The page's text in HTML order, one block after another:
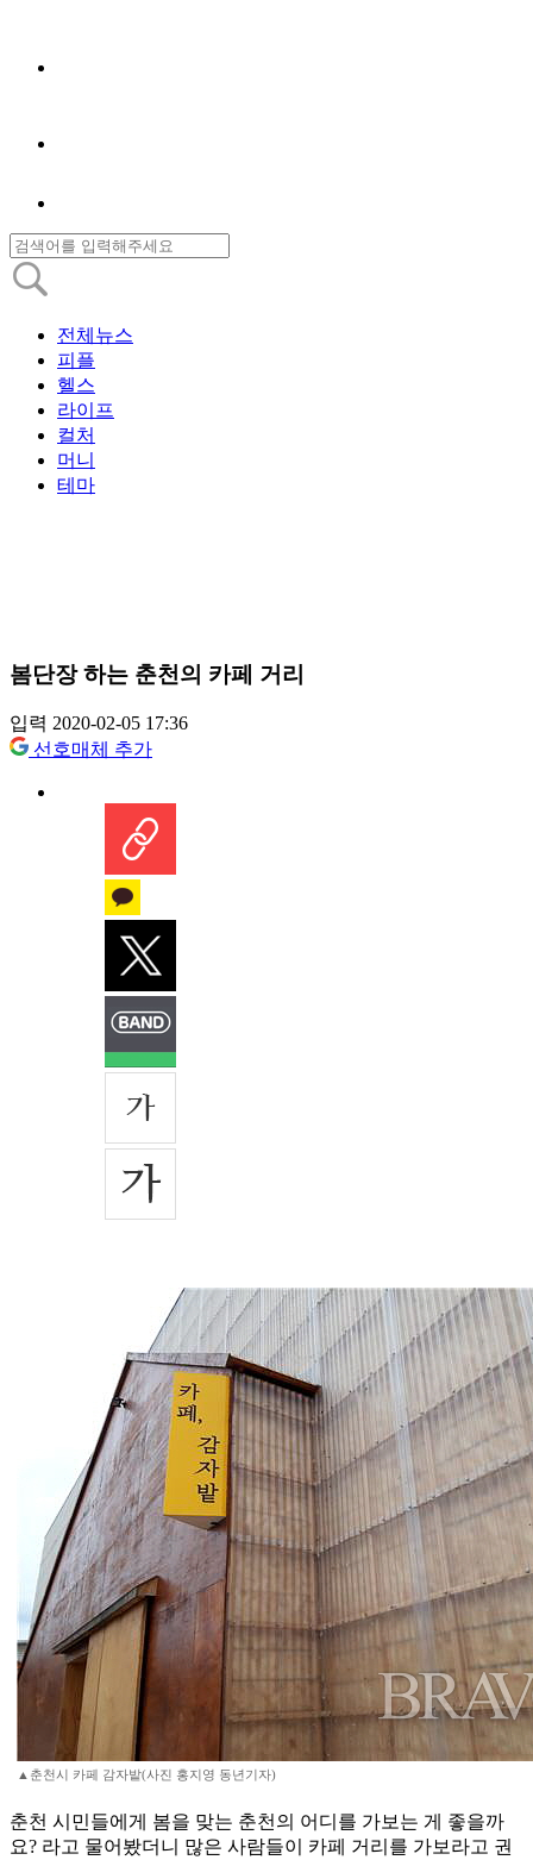
전체뉴스
피플
헬스
라이프
컬처
머니
테마
봄단장 하는 춘천의 카페 거리
입력 2020-02-05 17:36
선호매체 추가
▲춘천시 카페 감자밭(사진 홍지영 동년기자)
춘천 시민들에게 봄을 맞는 춘천의 어디를 가보는 게 좋을까
요? 라고 물어봤더니 많은 사람들이 카페 거리를 가보라고 권